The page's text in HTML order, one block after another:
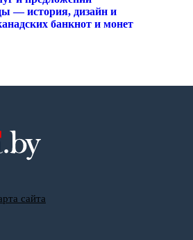
— история, дизайн и
банкнот и монет
сайта